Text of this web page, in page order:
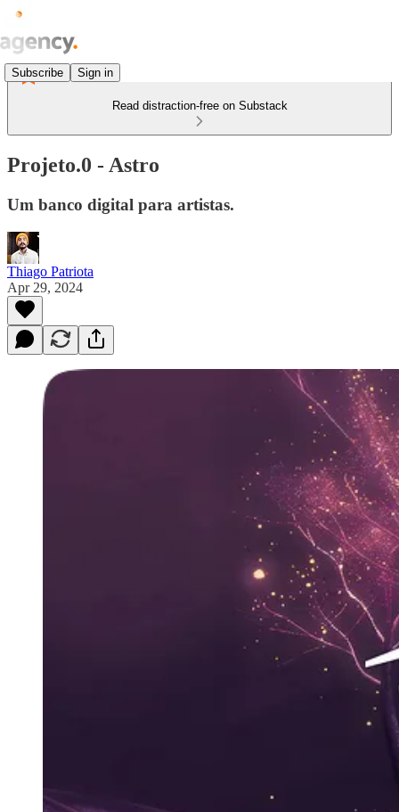
Subscribe Sign in
Read distraction-free on Substack
Projeto.0 - Astro
Um banco digital para artistas.
Thiago Patriota
Apr 29, 2024